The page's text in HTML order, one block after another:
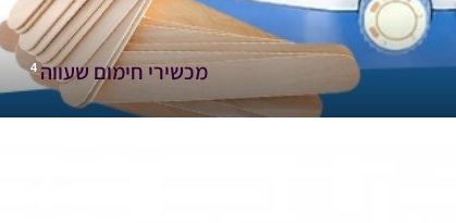
מכשירי חימום שעווה 4